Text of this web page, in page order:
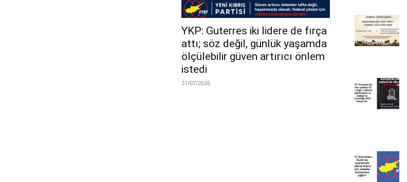
YKP: Guterres iki lidere de fırça
attı; söz değil, günlük yaşamda
ölçülebilir güven artırıcı önlem
istedi
31/07/2026